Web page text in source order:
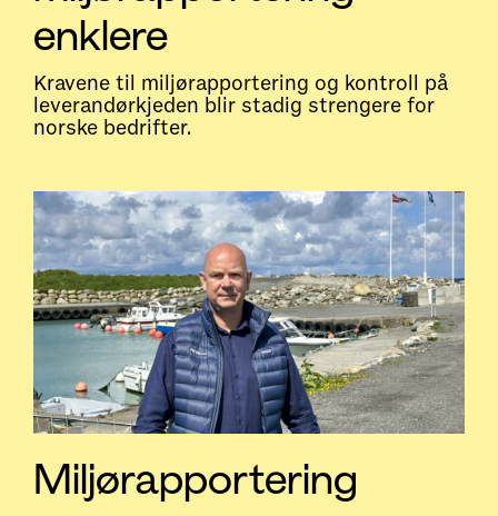
enklere
Kravene til miljørapportering og kontroll på
leverandørkjeden blir stadig strengere for
norske bedrifter.
Miljørapportering